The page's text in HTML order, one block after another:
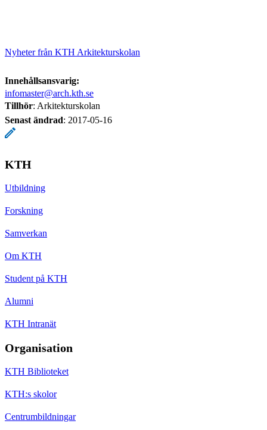
Nyheter från KTH Arkitekturskolan
Innehållsansvarig:
infomaster@arch.kth.se
Tillhör: Arkitekturskolan
Senast ändrad: 2017-05-16
KTH
Utbildning
Forskning
Samverkan
Om KTH
Student på KTH
Alumni
KTH Intranät
Organisation
KTH Biblioteket
KTH:s skolor
Centrumbildningar